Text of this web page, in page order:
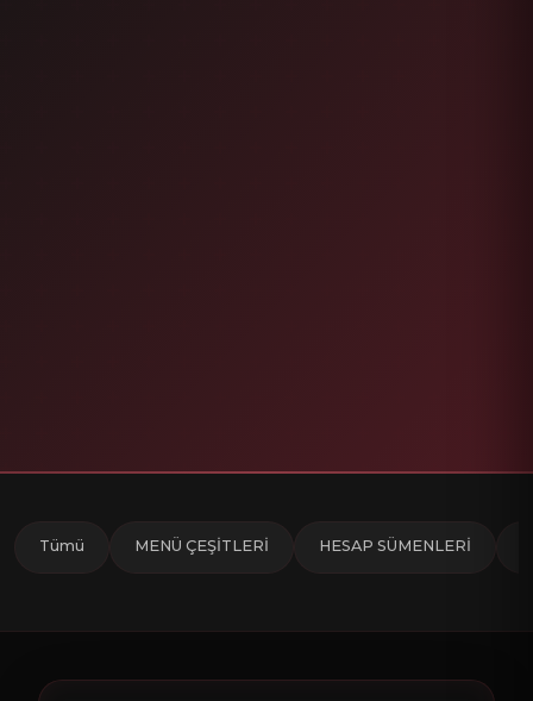
Tümü MENÜ ÇEŞİTLERİ HESAP SÜMENLERİ